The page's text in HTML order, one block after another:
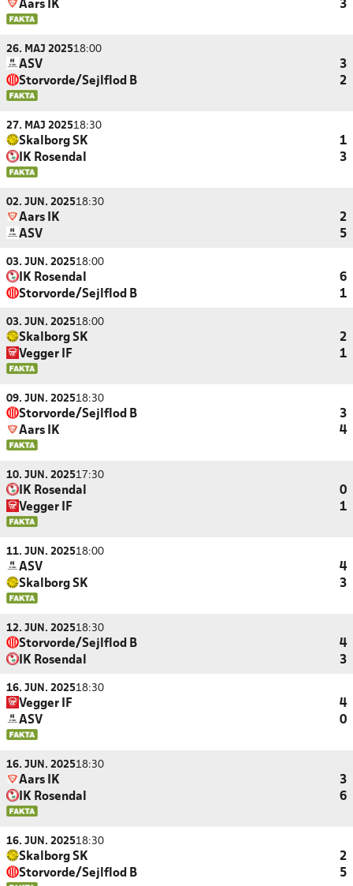
Aars IK 3
26. MAJ 202518:00
ASV
3
Storvorde/Sejlflod B
2
27. MAJ 202518:30
Skalborg SK
1
IK Rosendal
3
02. JUN. 202518:30
Aars IK
2
ASV
5
03. JUN. 202518:00
IK Rosendal
6
Storvorde/Sejlflod B
1
03. JUN. 202518:00
Skalborg SK
2
Vegger IF
1
09. JUN. 202518:30
Storvorde/Sejlflod B
3
Aars IK
4
10. JUN. 202517:30
IK Rosendal
0
Vegger IF
1
11. JUN. 202518:00
ASV
4
Skalborg SK
3
12. JUN. 202518:30
Storvorde/Sejlflod B
4
IK Rosendal
3
16. JUN. 202518:30
Vegger IF
4
ASV
0
16. JUN. 202518:30
Aars IK
3
IK Rosendal
6
16. JUN. 202518:30
Skalborg SK
2
Storvorde/Sejlflod B
5